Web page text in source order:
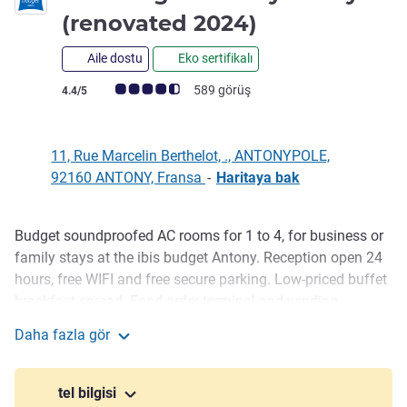
(renovated 2024)
Aile dostu Eko sertifikalı
Avis müşterileri puanı (ALL Puanlama)
4.4/5 589 görüş
11, Rue Marcelin Berthelot, ., ANTONYPOLE,
92160 ANTONY, Fransa - Haritaya bak
Açıklama
Budget soundproofed AC rooms for 1 to 4, for business or
family stays at the ibis budget Antony. Reception open 24
hours, free WIFI and free secure parking. Low-priced buffet
Paris - Orly airport, 9 from Paris and 2.5 from Massy TGV
Ouigo station.
Your satisfaction is our priority: our satisfaction rating
Daha fazla gör
tel bilgisi